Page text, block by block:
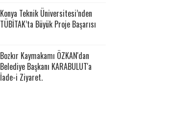
Konya Teknik Üniversitesi’nden
TÜBİTAK’ta Büyük Proje Başarısı
Bozkır Kaymakamı ÖZKAN'dan
Belediye Başkanı KARABULUT'a
İade-i Ziyaret.